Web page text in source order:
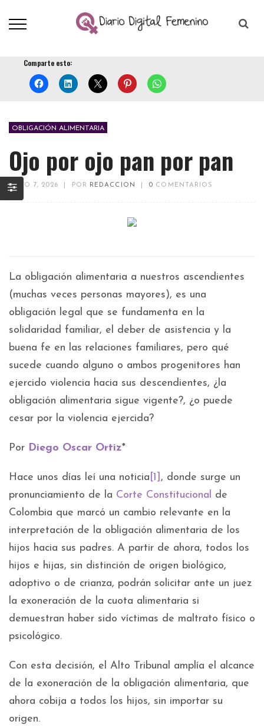
Comparte esto:
OBLIGACIÓN ALIMENTARIA
Ojo por ojo pan por pan
MAYO 7, 2026 POR REDACCION 0 COMENTARIOS
La obligación alimentaria a nuestros ascendientes
(muchas veces personas mayores), es una
obligación legal que se fundamenta en la
solidaridad familiar, el deber de asistencia y la
buena fe en las relaciones familiares, pero qué
sucede cuando alguno o ambos progenitores han
ejercido violencia hacia sus descendientes, ¿la
obligación alimentaria sigue vigente?, ¿o puede
cesar por la violencia ejercida?
Por Diego Oscar Ortiz*
Hace unos días leí una noticia [1] , donde surge un
pronunciamiento de la Corte Constitucional de
Colombia que marcó un cambio relevante en la
interpretación de la obligación alimentaria de los
hijos hacia sus padres. A partir de ahora, todos los
hijos e hijas, sin distinción de origen biológico,
adoptivo o de crianza, podrán solicitar ante un juez
la exoneración de la cuota alimentaria si
demuestran haber sido víctimas de maltrato físico o
psicológico.
Con esta decisión, el Alto Tribunal amplía el alcance
de la exoneración de la obligación alimentaria, que
ahora cobija a todos los hijos, sin importar su
origen.